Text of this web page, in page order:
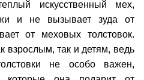
искусственный мех,
и не вызывает зуда от
от меховых толстовок.
взрослым, так и детям, ведь
не особо важен,